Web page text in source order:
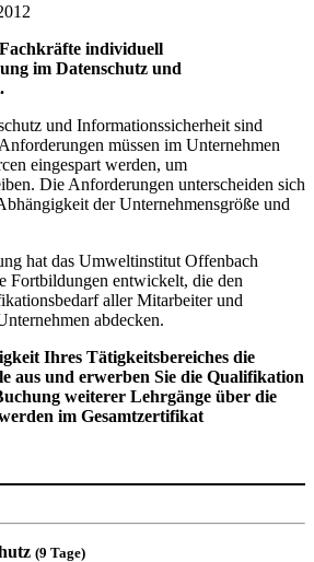
individuell
im Datenschutz und
und Informationssicherheit sind
müssen im Unternehmen
eingespart werden, um
Die Anforderungen unterscheiden sich
der Unternehmensgröße und
hat das Umweltinstitut Offenbach
Fortbildungen entwickelt, die den
aller Mitarbeiter und
abdecken.
Ihres Tätigkeitsbereiches die
aus und erwerben Sie die Qualifikation
weiterer Lehrgänge über die
im Gesamtzertifikat
(9 Tage)